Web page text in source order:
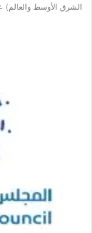
الشرق الأوسط والعالم)